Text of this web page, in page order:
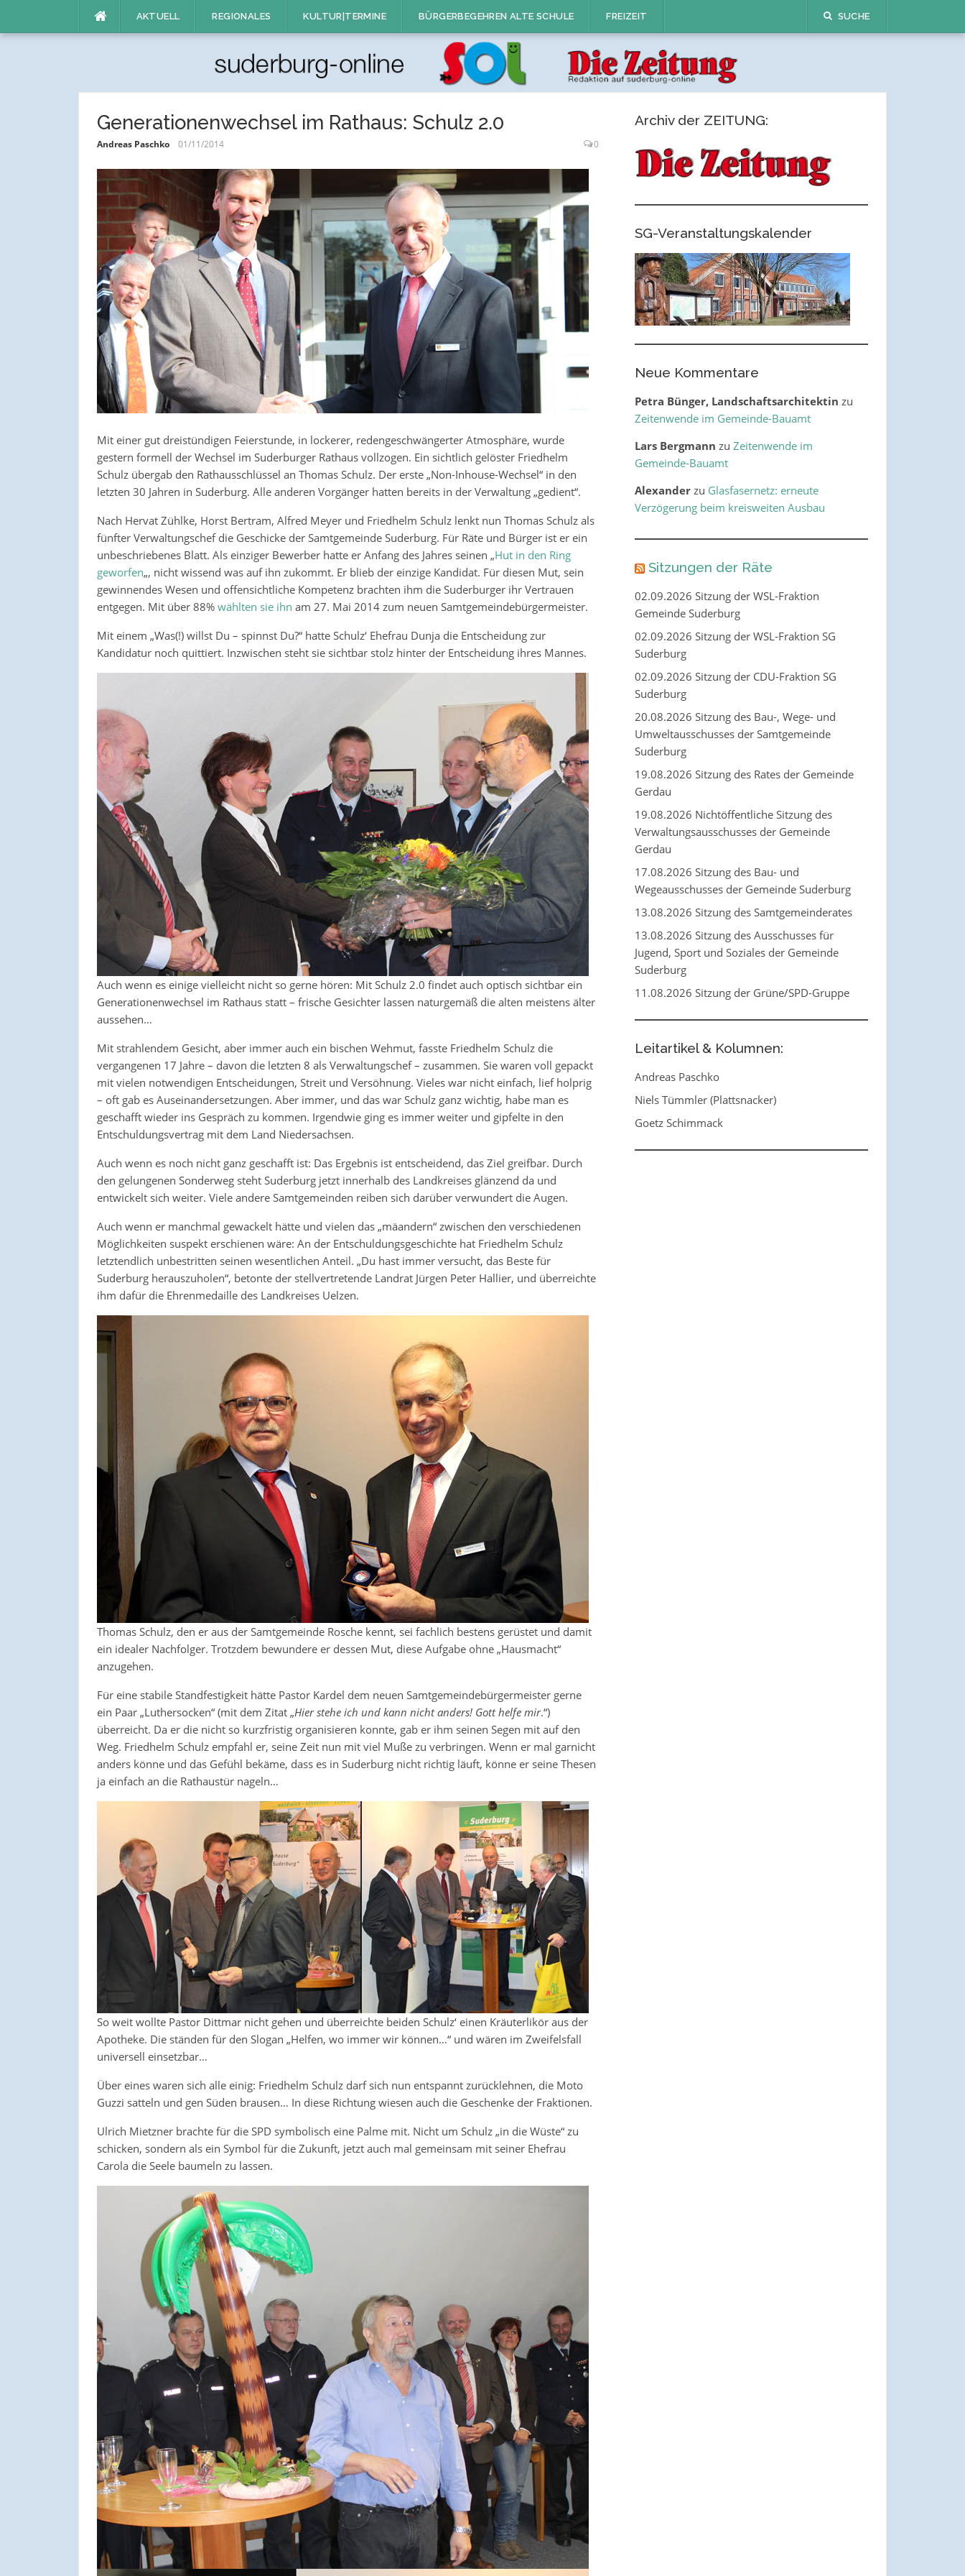
AKTUELL REGIONALES KULTUR|TERMINE BÜRGERBEGEHREN ALTE SCHULE FREIZEIT SUCHE
Generationenwechsel im Rathaus: Schulz 2.0
Andreas Paschko 01/11/2014 0
Mit einer gut dreistündigen Feierstunde, in lockerer, redengeschwängerter Atmosphäre, wurde
gestern formell der Wechsel im Suderburger Rathaus vollzogen. Ein sichtlich gelöster Friedhelm
Schulz übergab den Rathausschlüssel an Thomas Schulz. Der erste „Non-Inhouse-Wechsel“ in den
letzten 30 Jahren in Suderburg. Alle anderen Vorgänger hatten bereits in der Verwaltung „gedient“.
Nach Hervat Zühlke, Horst Bertram, Alfred Meyer und Friedhelm Schulz lenkt nun Thomas Schulz als
fünfter Verwaltungschef die Geschicke der Samtgemeinde Suderburg. Für Räte und Bürger ist er ein
unbeschriebenes Blatt. Als einziger Bewerber hatte er Anfang des Jahres seinen „Hut in den Ring
geworfen„, nicht wissend was auf ihn zukommt. Er blieb der einzige Kandidat. Für diesen Mut, sein
gewinnendes Wesen und offensichtliche Kompetenz brachten ihm die Suderburger ihr Vertrauen
entgegen. Mit über 88% wählten sie ihn am 27. Mai 2014 zum neuen Samtgemeindebürgermeister.
Mit einem „Was(!) willst Du – spinnst Du?“ hatte Schulz‘ Ehefrau Dunja die Entscheidung zur
Kandidatur noch quittiert. Inzwischen steht sie sichtbar stolz hinter der Entscheidung ihres Mannes.
Auch wenn es einige vielleicht nicht so gerne hören: Mit Schulz 2.0 findet auch optisch sichtbar ein
Generationenwechsel im Rathaus statt – frische Gesichter lassen naturgemäß die alten meistens älter
aussehen…
Mit strahlendem Gesicht, aber immer auch ein bischen Wehmut, fasste Friedhelm Schulz die
vergangenen 17 Jahre – davon die letzten 8 als Verwaltungschef – zusammen. Sie waren voll gepackt
mit vielen notwendigen Entscheidungen, Streit und Versöhnung. Vieles war nicht einfach, lief holprig
– oft gab es Auseinandersetzungen. Aber immer, und das war Schulz ganz wichtig, habe man es
geschafft wieder ins Gespräch zu kommen. Irgendwie ging es immer weiter und gipfelte in den
Entschuldungsvertrag mit dem Land Niedersachsen.
Auch wenn es noch nicht ganz geschafft ist: Das Ergebnis ist entscheidend, das Ziel greifbar. Durch
den gelungenen Sonderweg steht Suderburg jetzt innerhalb des Landkreises glänzend da und
entwickelt sich weiter. Viele andere Samtgemeinden reiben sich darüber verwundert die Augen.
Auch wenn er manchmal gewackelt hätte und vielen das „mäandern“ zwischen den verschiedenen
Möglichkeiten suspekt erschienen wäre: An der Entschuldungsgeschichte hat Friedhelm Schulz
letztendlich unbestritten seinen wesentlichen Anteil. „Du hast immer versucht, das Beste für
Suderburg herauszuholen“, betonte der stellvertretende Landrat Jürgen Peter Hallier, und überreichte
ihm dafür die Ehrenmedaille des Landkreises Uelzen.
Thomas Schulz, den er aus der Samtgemeinde Rosche kennt, sei fachlich bestens gerüstet und damit
ein idealer Nachfolger. Trotzdem bewundere er dessen Mut, diese Aufgabe ohne „Hausmacht“
anzugehen.
Für eine stabile Standfestigkeit hätte Pastor Kardel dem neuen Samtgemeindebürgermeister gerne
ein Paar „Luthersocken“ (mit dem Zitat „Hier stehe ich und kann nicht anders! Gott helfe mir.“)
überreicht. Da er die nicht so kurzfristig organisieren konnte, gab er ihm seinen Segen mit auf den
Weg. Friedhelm Schulz empfahl er, seine Zeit nun mit viel Muße zu verbringen. Wenn er mal garnicht
anders könne und das Gefühl bekäme, dass es in Suderburg nicht richtig läuft, könne er seine Thesen
ja einfach an die Rathaustür nageln…
So weit wollte Pastor Dittmar nicht gehen und überreichte beiden Schulz‘ einen Kräuterlikör aus der
Apotheke. Die ständen für den Slogan „Helfen, wo immer wir können…“ und wären im Zweifelsfall
universell einsetzbar…
Über eines waren sich alle einig: Friedhelm Schulz darf sich nun entspannt zurücklehnen, die Moto
Guzzi satteln und gen Süden brausen… In diese Richtung wiesen auch die Geschenke der Fraktionen.
Ulrich Mietzner brachte für die SPD symbolisch eine Palme mit. Nicht um Schulz „in die Wüste“ zu
schicken, sondern als ein Symbol für die Zukunft, jetzt auch mal gemeinsam mit seiner Ehefrau
Carola die Seele baumeln zu lassen.
Archiv der ZEITUNG:
SG-Veranstaltungskalender
Neue Kommentare
Petra Bünger, Landschaftsarchitektin zu
Zeitenwende im Gemeinde-Bauamt
Lars Bergmann zu Zeitenwende im
Gemeinde-Bauamt
Alexanderzu Glasfasernetz: erneute
Verzögerung beim kreisweiten Ausbau
Sitzungen der Räte
02.09.2026 Sitzung der WSL-Fraktion
Gemeinde Suderburg
02.09.2026 Sitzung der WSL-Fraktion SG
Suderburg
02.09.2026 Sitzung der CDU-Fraktion SG
Suderburg
20.08.2026 Sitzung des Bau-, Wege- und
Umweltausschusses der Samtgemeinde
Suderburg
19.08.2026 Sitzung des Rates der Gemeinde
Gerdau
19.08.2026 Nichtöffentliche Sitzung des
Verwaltungsausschusses der Gemeinde
Gerdau
17.08.2026 Sitzung des Bau- und
Wegeausschusses der Gemeinde Suderburg
13.08.2026 Sitzung des Samtgemeinderates
13.08.2026 Sitzung des Ausschusses für
Jugend, Sport und Soziales der Gemeinde
Suderburg
11.08.2026 Sitzung der Grüne/SPD-Gruppe
Leitartikel & Kolumnen:
Andreas Paschko
Niels Tümmler (Plattsnacker)
Goetz Schimmack